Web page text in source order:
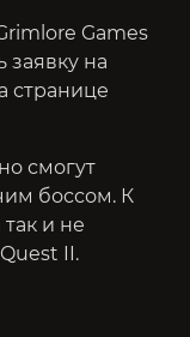
Games
заявку на
странице
смогут
боссом. К
и не
II.